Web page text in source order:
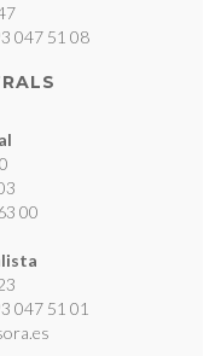
047 51 08
00
047 51 01